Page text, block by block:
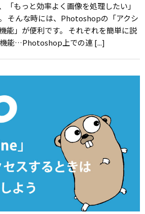
「もっと効率よく画像を処理したい」
そんな時には、Photoshopの「アクシ
能」が便利です。 それぞれを簡単に説
能…Photoshop上での連 [...]